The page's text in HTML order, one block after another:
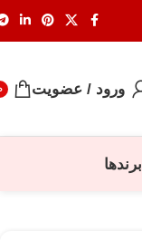
ورود / عضویت
برندها